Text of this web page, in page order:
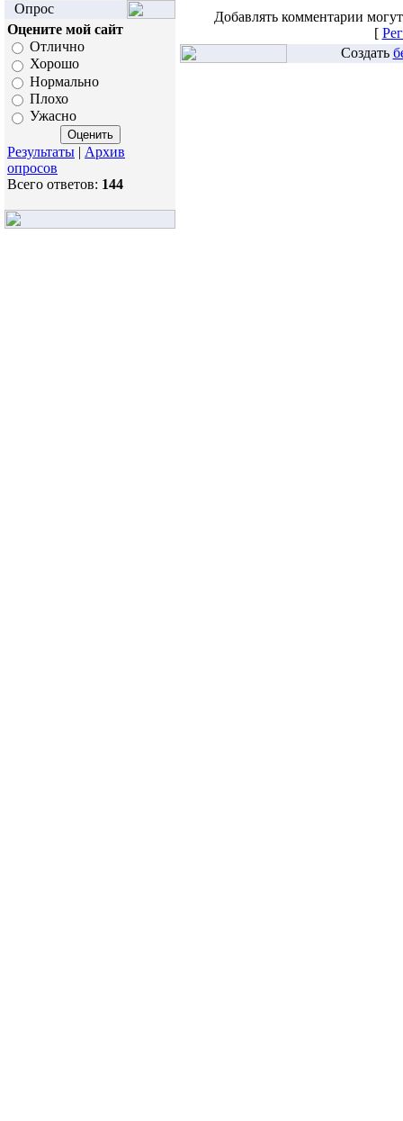
Опрос
Оцените мой сайт
Отлично
Хорошо
Нормально
Плохо
Ужасно
Результаты | Архив
опросов
Всего ответов: 144
Добавлять комментарии
[
Создать